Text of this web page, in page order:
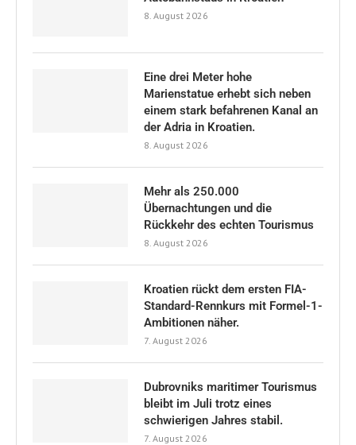
8. August 2026
Eine drei Meter hohe
Marienstatue erhebt sich neben
einem stark befahrenen Kanal an
der Adria in Kroatien.
8. August 2026
Mehr als 250.000
Übernachtungen und die
Rückkehr des echten Tourismus
8. August 2026
Kroatien rückt dem ersten FIA-
Standard-Rennkurs mit Formel-1-
Ambitionen näher.
7. August 2026
Dubrovniks maritimer Tourismus
bleibt im Juli trotz eines
schwierigen Jahres stabil.
7. August 2026